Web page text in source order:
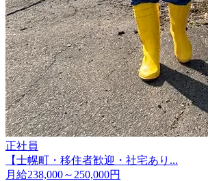
正社員
【士幌町・移住者歓迎・社宅あり...
月給238,000～250,000円